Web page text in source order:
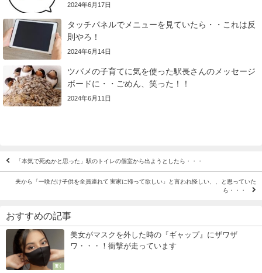
2024年6月17日
タッチパネルでメニューを見ていたら・・これは反
則やろ！
2024年6月14日
ツバメの子育てに気を使った駅長さんのメッセージ
ボードに・・ごめん、笑った！！
2024年6月11日
「本気で死ぬかと思った」駅のトイレの個室から出ようとしたら・・・
夫から「一晩だけ子供を全員連れて 実家に帰って欲しい」と言われ怪しい、、と思っていた
ら・・・
おすすめの記事
驚く
美女がマスクを外した時の『ギャップ』にザワザ
ワ・・・！衝撃が走っています